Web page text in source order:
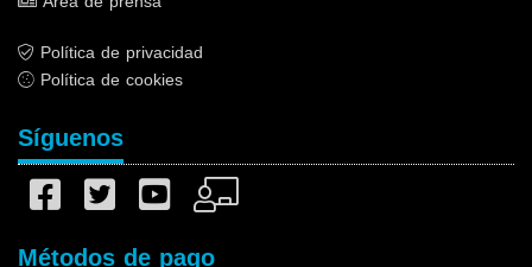
Política de privacidad
Política de cookies
Síguenos
Métodos de pago